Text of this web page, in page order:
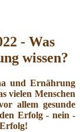
- Was
wissen?
und Ernährung
vielen Menschen
allem gesunde
Erfolg - nein -